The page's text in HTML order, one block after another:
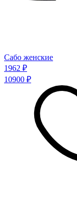
Сабо женские
1962 ₽
10900 ₽